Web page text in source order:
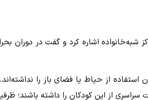
اشاره کرد و گفت در دوران
از حیاط یا فضای باز را
از این کودکان را داشته باشند؛